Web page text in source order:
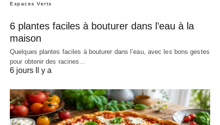
Espaces Verts
6 plantes faciles à bouturer dans l’eau à la
maison
Quelques plantes faciles à bouturer dans l’eau, avec les bons gestes
pour obtenir des racines…
6 jours Il y a